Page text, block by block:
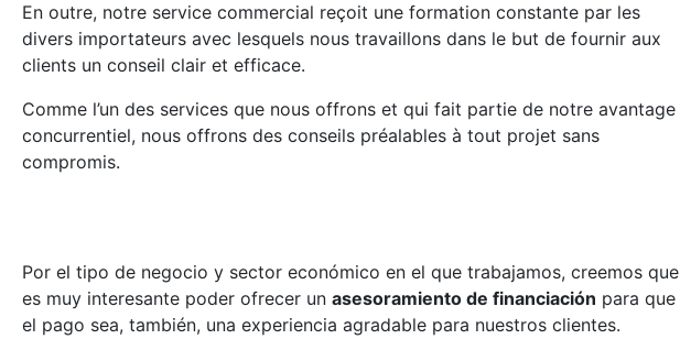
En outre, notre service commercial reçoit une formation constante par les
divers importateurs avec lesquels nous travaillons dans le but de fournir aux
clients un conseil clair et efficace.
Comme l’un des services que nous offrons et qui fait partie de notre avantage
concurrentiel, nous offrons des conseils préalables à tout projet sans
compromis.
Por el tipo de negocio y sector económico en el que trabajamos, creemos que
es muy interesante poder ofrecer un asesoramiento de financiación para que
el pago sea, también, una experiencia agradable para nuestros clientes.